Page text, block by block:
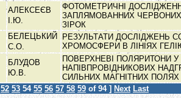
АЛЕКСЕЄВ
І.Ю.
ФОТОМЕТРИЧНІ
ЗАПЛЯМОВАННИХ
ЗІРОК
БЕЛЕЦЬКИЙ
С.О.
РЕЗУЛЬТАТИ ДОСЛІДЖЕНЬ
ХРОМОСФЕРИ В ЛІНІЯХ
БЛУДОВ
Ю.В.
ПОВЕРХНЕВІ ПОЛЯРИТОНИ У
НАПІВПРОВІДНИКОВИХ
СИЛЬНИХ МАГНІТНИХ ПОЛЯХ
52 53 54 55 56 57 58 59 of 94 ] Next Last